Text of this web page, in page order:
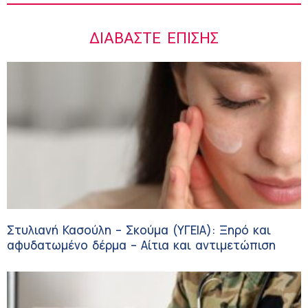
ΔΙΑΒΆΣΤΕ ΕΠΊΣΗΣ
Στυλιανή Κασούλη – Σκούμα (ΥΓΕΙΑ): Ξηρό και
αφυδατωμένο δέρμα – Αίτια και αντιμετώπιση